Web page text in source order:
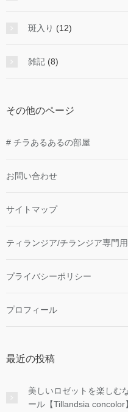
斑入り (12)
雑記 (8)
その他のページ
# チラあるあるの部屋
お問い合わせ
サイトマップ
ティランジア/チランジア専門
プライバシーポリシー
プロフィール
最近の投稿
美しいロゼットを楽しむ
ール【Tillandsia concolor】